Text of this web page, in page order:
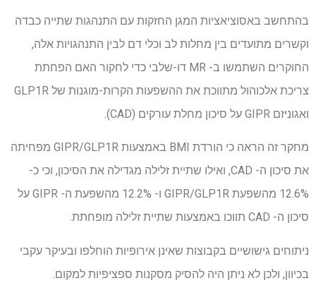
בהתחשב באסוציאציות המגן החזקות עם התנהגות שתייה כבדה
וקשרים מתועדים בין מחלות לב וכלי דם לבין התנהגויות אלה,
החוקרים השתמשו ב- MR דו-שלבי כדי לחקור האם הפחתת
צריכת אלכוהול מתווכת את ההשפעות הקרות-מוגנות של GLP1R
ואגוניזם GIPR על סיכון מחלת עורקים (CAD).
מחקר זה הראה כי הורדת BMI באמצעות GIPR/GLP1R מפחיתה
את סיכון ה- CAD, ואילו שתיית זלילה מגדילה את הסיכון, וכי כ-
12.6% מהשפעת GIPR/GLP1R ו- 12.2% מהשפעת ה- GIPR על
סיכון ה- CAD תווכו באמצעות שתיית זלילה מופחתת.
ניתוחים גישושיים בקבוצות שאינן אירופיות הוחלפו ובעיקר עקבי
בכיוון, ולכן לא ניתן היה להסיק מסקנות ספציפיות למקום.